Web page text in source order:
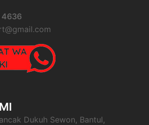
4636
Dukuh Sewon, Bantul,